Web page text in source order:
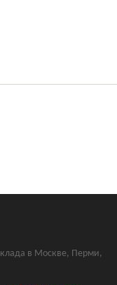
в Москве, Перми,